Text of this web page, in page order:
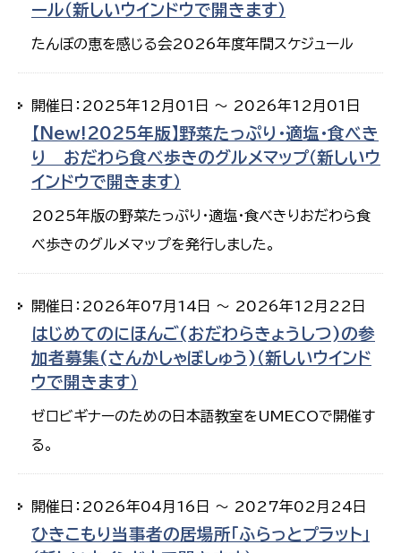
ール（新しいウインドウで開きます）
たんぼの恵を感じる会2026年度年間スケジュール
開催日：2025年12月01日 ～ 2026年12月01日
【New!2025年版】野菜たっぷり・適塩・食べき
り おだわら食べ歩きのグルメマップ（新しいウ
インドウで開きます）
2025年版の野菜たっぷり・適塩・食べきりおだわら食
べ歩きのグルメマップを発行しました。
開催日：2026年07月14日 ～ 2026年12月22日
はじめてのにほんご(おだわらきょうしつ)の参
加者募集(さんかしゃぼしゅう)（新しいウインド
ウで開きます）
ゼロビギナーのための日本語教室をUMECOで開催す
る。
開催日：2026年04月16日 ～ 2027年02月24日
ひきこもり当事者の居場所「ふらっとプラット」